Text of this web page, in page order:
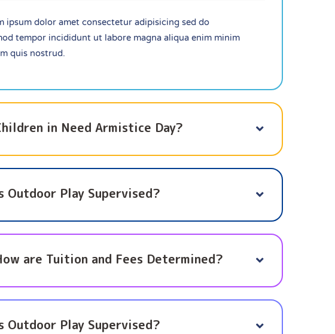
ipsum dolor amet consectetur adipisicing sed do
tempor incididunt ut labore magna aliqua enim minim
quis nostrud.
in Need Armistice Day?
Outdoor Play Supervised?
are Tuition and Fees Determined?
Outdoor Play Supervised?